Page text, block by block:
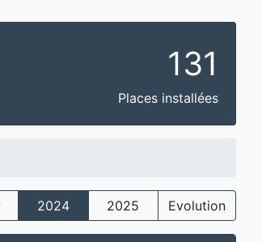
131
Places installées
2024 2025 Evolution